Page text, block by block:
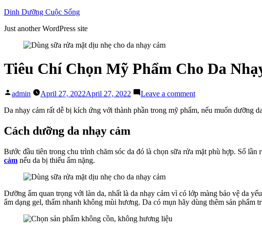
Skip
content
Dinh Dưỡng Cuộc Sống
Just another WordPress site
Tiêu Chí Chọn Mỹ Phẩm Cho Da
Posted
admin April 27, 2022April 27, 2022 Leave a commenton
Chí
Da
Nên
Biết
Da nhạy cảm rất dễ bị kích ứng với thành phần trong mỹ phẩm, nếu muốn dưỡng
Cách dưỡng da nhạy cảm
Bước đầu tiên trong chu trình chăm sóc da đó là chọn sữa rửa mặt phù hợp. Số
cảm nếu da bị thiếu ẩm nặng.
Dưỡng ẩm quan trọng với làn da, nhất là da nhạy cảm vì có lớp màng bảo vệ da
ẩm dạng gel, thấm nhanh không mùi hương. Da có mụn hãy dùng thêm sản phẩm